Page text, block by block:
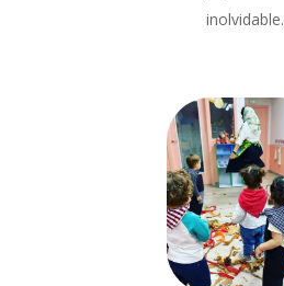
inolvidable.